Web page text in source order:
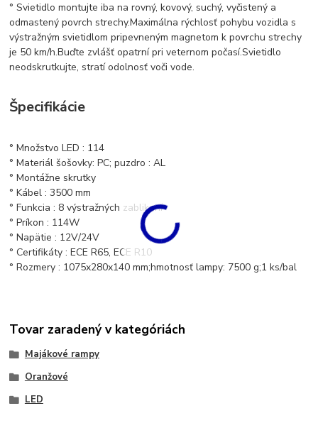
° Svietidlo montujte iba na rovný, kovový, suchý, vyčistený a
odmastený povrch strechy.Maximálna rýchlosť pohybu vozidla s
výstražným svietidlom pripevneným magnetom k povrchu strechy
je 50 km/h.Buďte zvlášť opatrní pri veternom počasí.Svietidlo
neodskrutkujte, stratí odolnosť voči vode.
Špecifikácie
° Množstvo LED : 114
° Materiál šošovky: PC; puzdro: AL
° Montážne skrutky
° Kábel : 3500 mm
° Funkcia : 8 výstražných zablikaní
° Príkon : 114W
° Napätie : 12V/24V
° Certifikáty : ECE R65, ECE R10
° Rozmery : 1075x280x140 mm;hmotnosť lampy: 7500 g;1 ks/bal
Tovar zaradený v kategóriách
Majákové rampy
Oranžové
LED